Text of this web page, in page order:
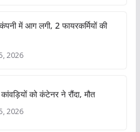
में आग लगी, 2 फायरकर्मियों की
2026
को कंटेनर ने रौंदा, मौत
2026